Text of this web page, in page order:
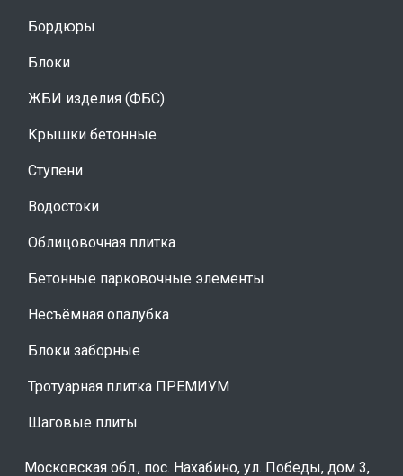
Бордюры
Блоки
ЖБИ изделия (ФБС)
Крышки бетонные
Ступени
Водостоки
Облицовочная плитка
Бетонные парковочные элементы
Несъёмная опалубка
Блоки заборные
Тротуарная плитка ПРЕМИУМ
Шаговые плиты
Московская обл., пос. Нахабино, ул. Победы, дом 3,